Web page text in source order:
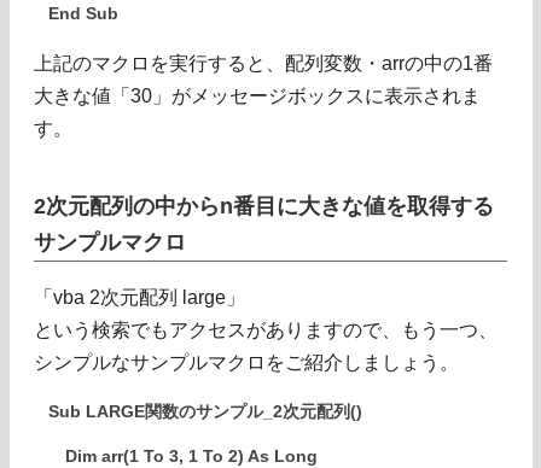
End Sub
上記のマクロを実行すると、配列変数・arrの中の1番
大きな値「30」がメッセージボックスに表示されま
す。
2次元配列の中からn番目に大きな値を取得する
サンプルマクロ
「vba 2次元配列 large」
という検索でもアクセスがありますので、もう一つ、
シンプルなサンプルマクロをご紹介しましょう。
Sub LARGE関数のサンプル_2次元配列()
Dim arr(1 To 3, 1 To 2) As Long